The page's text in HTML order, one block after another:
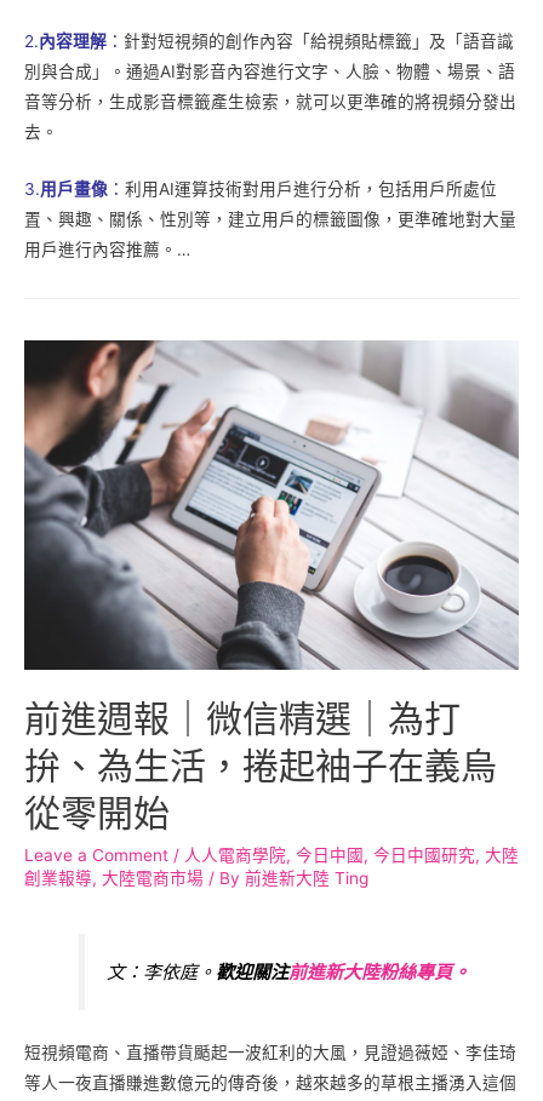
2.內容理解 ： 針對短視頻的創作內容「給視頻貼標籤」及「語音識
別與合成」。通過AI對影音內容進行文字、人臉、物體、場景、語
音等分析，生成影音標籤產生檢索，就可以更準確的將視頻分發出
去。
3.用戶畫像 ： 利用AI運算技術對用戶進行分析，包括用戶所處位
置、興趣、關係、性別等，建立用戶的標籤圖像，更準確地對大量
用戶進行內容推薦。…
前進週報｜微信精選｜為打
拚、為生活，捲起袖子在義烏
從零開始
Leave a Comment / 人人電商學院, 今日中國, 今日中國研究, 大陸
創業報導, 大陸電商市場 / By 前進新大陸 Ting
文：李依庭。 歡迎關注前進新大陸粉絲專頁。
短視頻電商、直播帶貨颳起一波紅利的大風，見證過薇婭、李佳琦
等人一夜直播賺進數億元的傳奇後，越來越多的草根主播湧入這個